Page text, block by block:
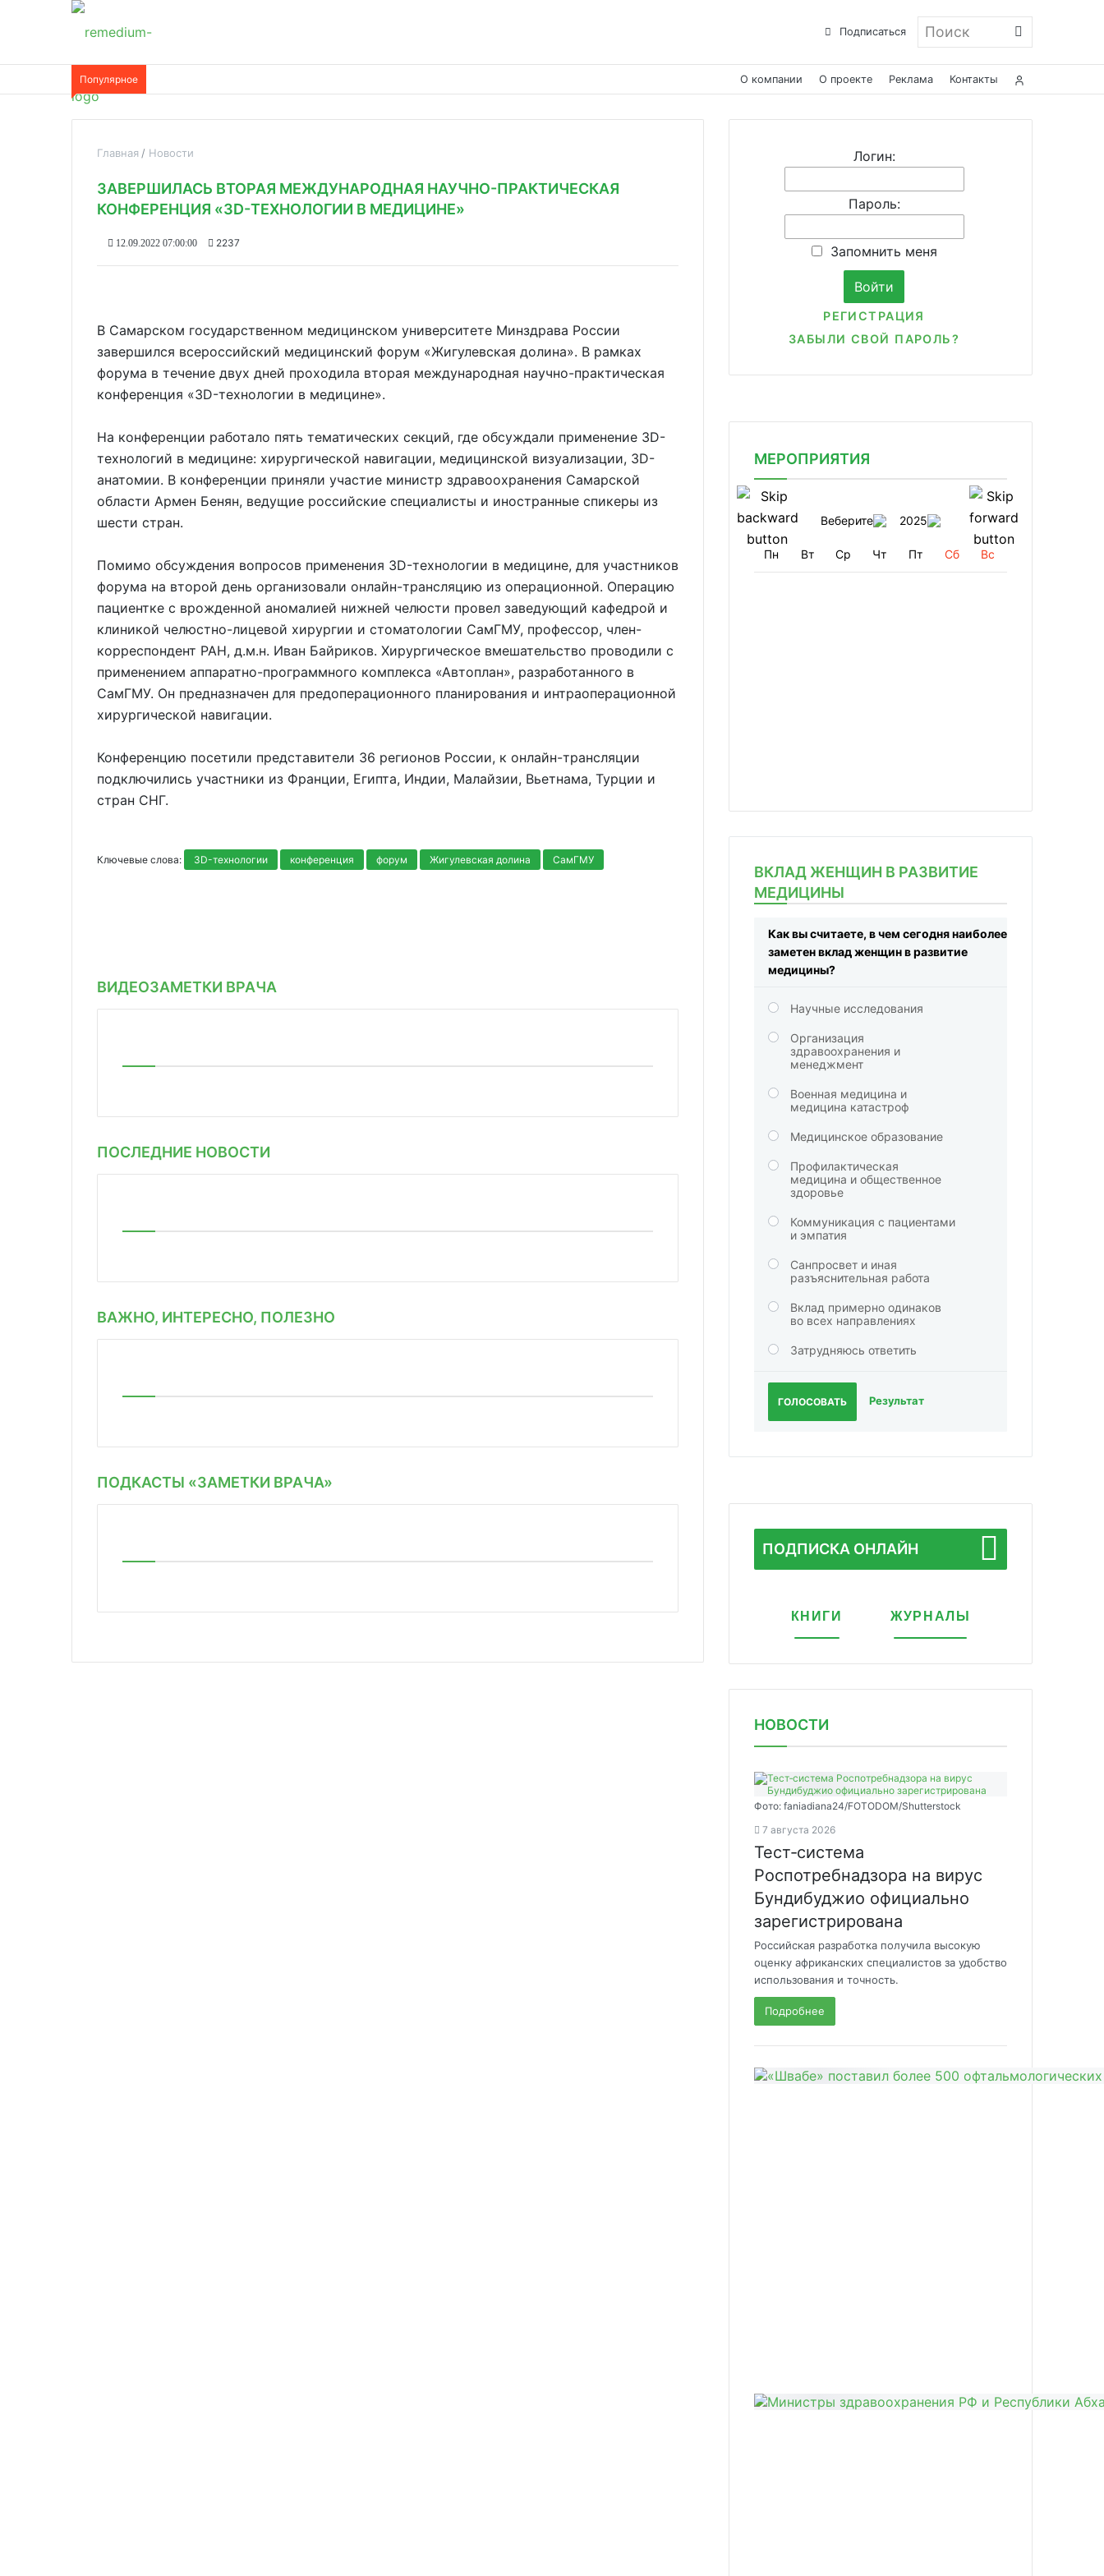
Подписаться Поиск
Популярное О компании О проекте Реклама Контакты
Главная Новости
ЗАВЕРШИЛАСЬ ВТОРАЯ МЕЖДУНАРОДНАЯ НАУЧНО-ПРАКТИЧЕСКАЯ
КОНФЕРЕНЦИЯ «ЗD-ТЕХНОЛОГИИ В МЕДИЦИНЕ»
12.09.2022 07:00:00 2237
В Самарском государственном медицинском университете Минздрава России
завершился всероссийский медицинский форум «Жигулевская долина». В рамках
форума в течение двух дней проходила вторая международная научно-практическая
конференция «ЗD-технологии в медицине».
На конференции работало пять тематических секций, где обсуждали применение 3D-
технологий в медицине: хирургической навигации, медицинской визуализации, 3D-
анатомии. В конференции приняли участие министр здравоохранения Самарской
области Армен Бенян, ведущие российские специалисты и иностранные спикеры из
шести стран.
Помимо обсуждения вопросов применения ЗD-технологии в медицине, для участников
форума на второй день организовали онлайн-трансляцию из операционной. Операцию
пациентке с врожденной аномалией нижней челюсти провел заведующий кафедрой и
клиникой челюстно-лицевой хирургии и стоматологии СамГМУ, профессор, член-
корреспондент РАН, д.м.н. Иван Байриков. Хирургическое вмешательство проводили с
применением аппаратно-программного комплекса «Автоплан», разработанного в
СамГМУ. Он предназначен для предоперационного планирования и интраоперационной
хирургической навигации.
Конференцию посетили представители 36 регионов России, к онлайн-трансляции
подключились участники из Франции, Египта, Индии, Малайзии, Вьетнама, Турции и
стран СНГ.
Ключевые слова: ЗD-технологии конференция форум Жигулевская долина СамГМУ
ВИДЕОЗАМЕТКИ ВРАЧА
ПОСЛЕДНИЕ НОВОСТИ
ВАЖНО, ИНТЕРЕСНО, ПОЛЕЗНО
ПОДКАСТЫ «ЗАМЕТКИ ВРАЧА»
Логин:
Пароль:
Запомнить меня
РЕГИСТРАЦИЯ
ЗАБЫЛИ СВОЙ ПАРОЛЬ?
МЕРОПРИЯТИЯ
Веберите 2025
Пн Вт Ср Чт Пт Сб Вс
ВКЛАД ЖЕНЩИН В РАЗВИТИЕ
МЕДИЦИНЫ
Как вы считаете, в чем сегодня наиболее
заметен вклад женщин в развитие
медицины?
Научные исследования
Организация
здравоохранения и
менеджмент
Военная медицина и
медицина катастроф
Медицинское образование
Профилактическая
медицина и общественное
здоровье
Коммуникация с пациентами
и эмпатия
Санпросвет и иная
разъяснительная работа
Вклад примерно одинаков
во всех направлениях
Затрудняюсь ответить
ГОЛОСОВАТЬ Результат
ПОДПИСКА ОНЛАЙН
КНИГИ ЖУРНАЛЫ
НОВОСТИ
Фото: faniadiana24/FOTODOM/Shutterstock
7 августа 2026
Тест‑система
Роспотребнадзора на вирус
Бундибуджио официально
зарегистрирована
Российская разработка получила высокую
оценку африканских специалистов за удобство
использования и точность.
Подробнее